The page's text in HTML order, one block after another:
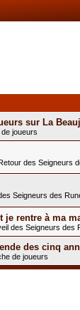
sur La
joueurs
des Seigneurs
Seigneurs des
je rentre à ma
des Seigneurs des
des cinq
de joueurs